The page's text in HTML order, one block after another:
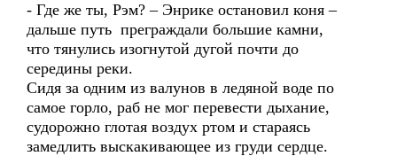
- Где же ты, Рэм? – Энрике остановил коня –
дальше путь преграждали большие камни,
что тянулись изогнутой дугой почти до
середины реки.
Сидя за одним из валунов в ледяной воде по
самое горло, раб не мог перевести дыхание,
судорожно глотая воздух ртом и стараясь
замедлить выскакивающее из груди сердце.